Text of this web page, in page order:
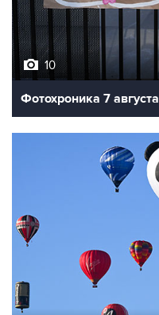
10
Фотохроника 7 августа